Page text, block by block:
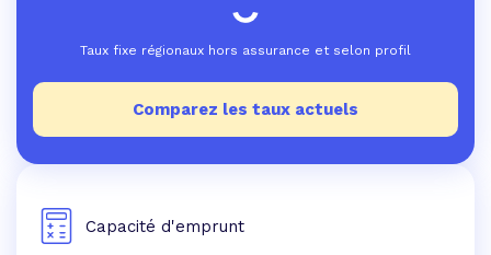
Taux fixe régionaux hors assurance et selon profil
Comparez les taux actuels
Capacité d'emprunt